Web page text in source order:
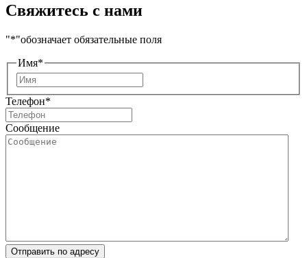
Свяжитесь с нами
"*"обозначает обязательные поля
Имя*
Телефон*
Сообщение
Отправить по адресу